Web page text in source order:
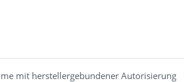
mit herstellergebundener Autorisierung